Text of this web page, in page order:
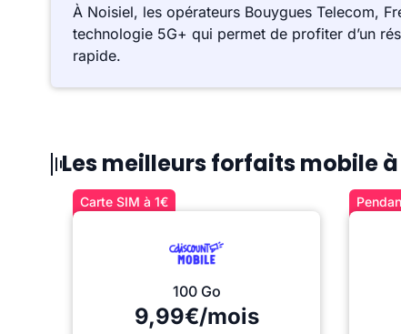
À Noisiel, les opérateurs Bouygues Telecom,
technologie 5G+ qui permet de profiter d’un
rapide.
Les meilleurs forfaits mobile
Carte SIM à 1€
100 Go
9,99€/mois